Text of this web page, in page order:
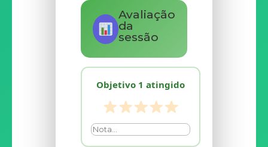
Avaliação
da
sessão
Objetivo 1 atingido